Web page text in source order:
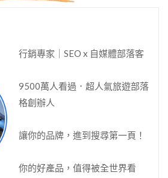
行銷專家｜SEO x 自媒體部落客
9500萬人看過．超人氣旅遊部落
格創辦人
讓你的品牌，進到搜尋第一頁！
你的好產品，值得被全世界看